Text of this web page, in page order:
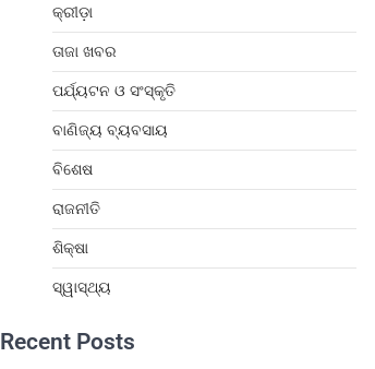
କ୍ରୀଡ଼ା
ତାଜା ଖବର
ପର୍ଯ୍ୟଟନ ଓ ସଂସ୍କୃତି
ବାଣିଜ୍ୟ ବ୍ୟବସାୟ
ବିଶେଷ
ରାଜନୀତି
ଶିକ୍ଷା
ସ୍ୱାସ୍ଥ୍ୟ
Recent Posts